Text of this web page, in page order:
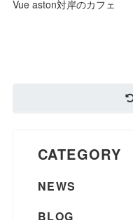
Vue aston対岸のカフェ
CATEGORY
NEWS
BLOG